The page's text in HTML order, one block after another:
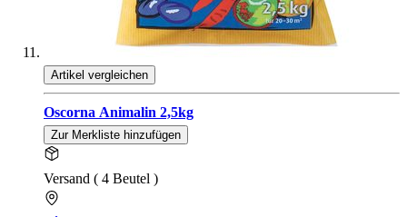
Artikel vergleichen
Oscorna Animalin 2,5kg
Zur Merkliste hinzufügen
Versand ( 4 Beutel )